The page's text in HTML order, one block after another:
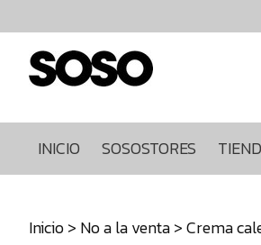
INICIO SOSOSTORES
Inicio
Sosostores
Contacto
Ultimas
640271930
Inicio> No a la venta> Crema